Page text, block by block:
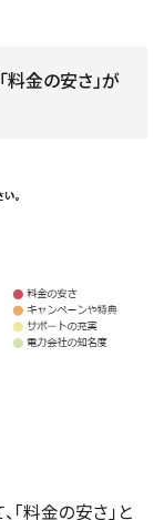
金の安さ」が
料金の安さ」と